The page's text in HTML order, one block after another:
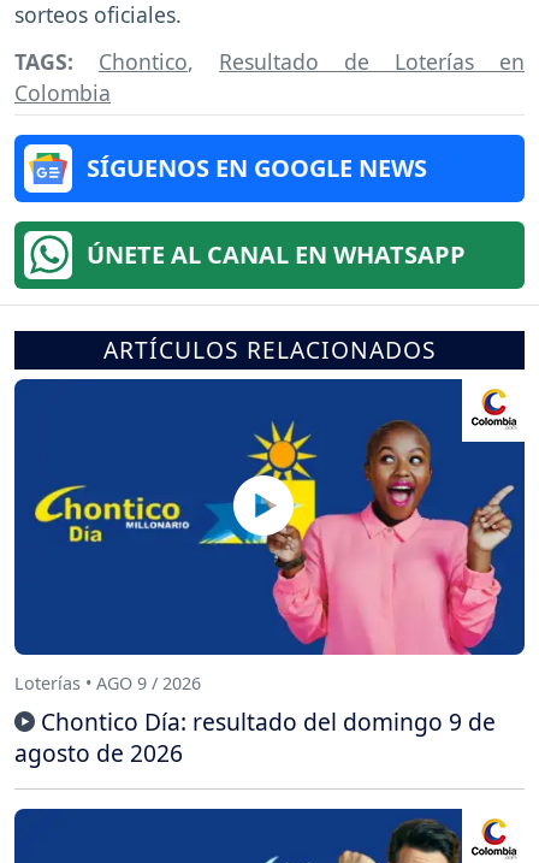
sorteos oficiales.
TAGS: Chontico, Resultado de Loterías en
Colombia
SÍGUENOS EN GOOGLE NEWS
ÚNETE AL CANAL EN WHATSAPP
ARTÍCULOS RELACIONADOS
Loterías • AGO 9 / 2026
Chontico Día: resultado del domingo 9 de
agosto de 2026